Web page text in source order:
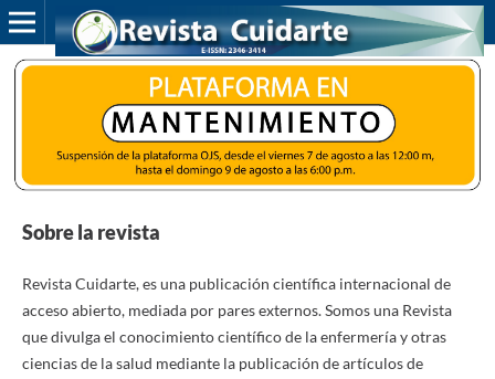
Sobre la revista
Revista Cuidarte, es una publicación científica internacional de
acceso abierto, mediada por pares externos. Somos una Revista
que divulga el conocimiento científico de la enfermería y otras
ciencias de la salud mediante la publicación de artículos de